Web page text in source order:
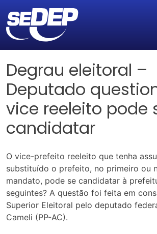
Degrau eleitoral –
Deputado
vice reeleito pode
candidatar
O vice-prefeito reeleito que tenha
substituído o prefeito, no primeiro ou
mandato, pode se candidatar à
seguintes? A questão foi feita em
Superior Eleitoral pelo deputado
Cameli (PP-AC).